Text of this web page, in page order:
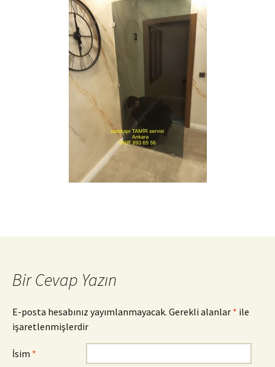
Bir Cevap Yazın
E-posta hesabınız yayımlanmayacak. Gerekli alanlar * ile
işaretlenmişlerdir
İsim *